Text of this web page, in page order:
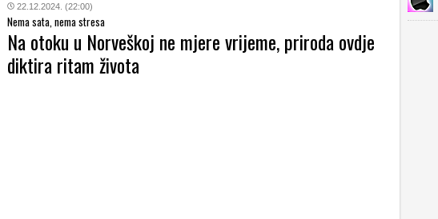
22.12.2024. (22:00)
Nema sata, nema stresa
Na otoku u Norveškoj ne mjere vrijeme, priroda ovdje
diktira ritam života